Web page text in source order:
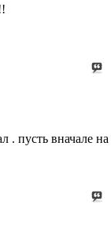
. пусть вначале на